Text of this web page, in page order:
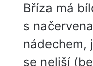
Bříza má
s
nádechem,
se neliší